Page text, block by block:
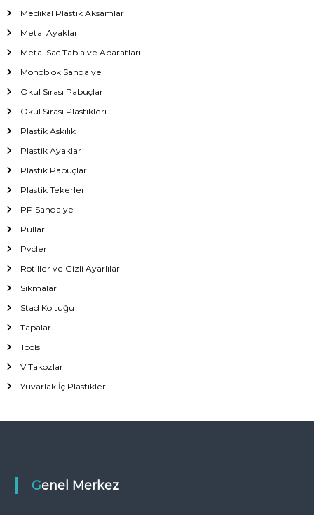
Medikal Plastik Aksamlar
Metal Ayaklar
Metal Sac Tabla ve Aparatları
Monoblok Sandalye
Okul Sırası Pabuçları
Okul Sırası Plastikleri
Plastik Askılık
Plastik Ayaklar
Plastik Pabuçlar
Plastik Tekerler
PP Sandalye
Pullar
Pvcler
Rotiller ve Gizli Ayarlılar
Sıkmalar
Stad Koltuğu
Tapalar
Tools
V Takozlar
Yuvarlak İç Plastikler
Genel Merkez